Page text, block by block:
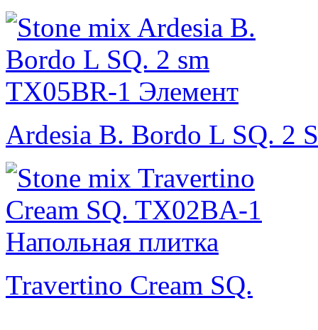
Ardesia B. Bordo L SQ. 2
Travertino Cream SQ.